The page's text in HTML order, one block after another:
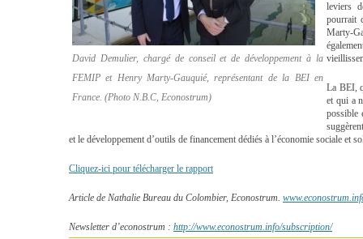
David Demulier, chargé de conseil et de développement à la
FEMIP et Henry Marty-Gauquié, représentant de la BEI en
France. (Photo N.B.C, Econostrum)
leviers
pourrait
Marty-
La BEI,
et qui a
possible
et le développement d’outils de financement dédiés à l’économie sociale et
Cliquez-ici pour télécharger le rapport
Article de Nathalie Bureau du Colombier, Econostrum.
Newsletter d’econostrum : http://www.econostrum.info/subscription/